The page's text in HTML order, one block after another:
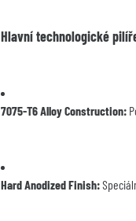
Hlavní technologické
7075-T6 Alloy Construction:
Hard Anodized Finish: